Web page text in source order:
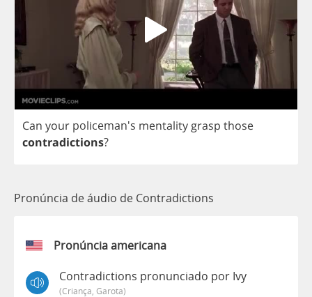
Can your policeman's mentality grasp those
contradictions?
Pronúncia de áudio de Contradictions
Pronúncia americana
Contradictions pronunciado por Ivy
(criança, Garota)